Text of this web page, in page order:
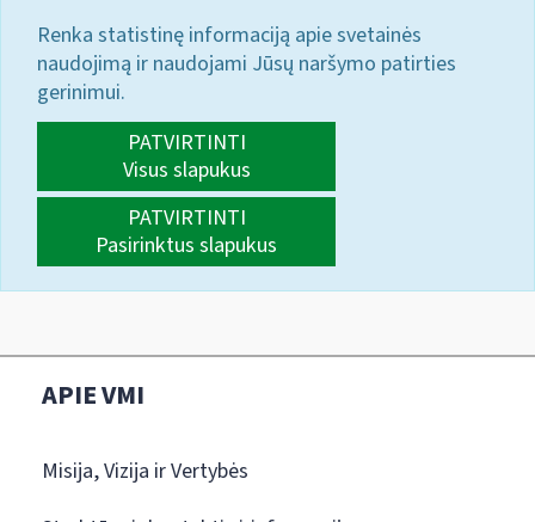
Renka statistinę informaciją apie svetainės
naudojimą ir naudojami Jūsų naršymo patirties
gerinimui.
PATVIRTINTI
Visus slapukus
PATVIRTINTI
Pasirinktus slapukus
APIE VMI
Misija, Vizija ir Vertybės